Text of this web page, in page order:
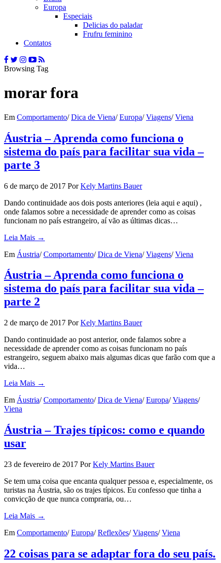
Europa
Especiais
Delicias do paladar
Frufru feminino
Contatos
Browsing Tag
morar fora
Em Comportamento/ Dica de Viena/ Europa/ Viagens/ Viena
Áustria – Aprenda como funciona o
sistema do país para facilitar sua vida –
parte 3
6 de março de 2017 Por Kely Martins Bauer
Dando continuidade aos dois posts anteriores (leia aqui e aqui) ,
onde falamos sobre a necessidade de aprender como as coisas
funcionam no país estrangeiro, aí vão as últimas dicas…
Leia Mais →
Em Áustria/ Comportamento/ Dica de Viena/ Viagens/ Viena
Áustria – Aprenda como funciona o
sistema do país para facilitar sua vida –
parte 2
2 de março de 2017 Por Kely Martins Bauer
Dando continuidade ao post anterior, onde falamos sobre a
necessidade de aprender como as coisas funcionam no país
estrangeiro, seguem abaixo mais algumas dicas que farão com que a
vida…
Leia Mais →
Em Áustria/ Comportamento/ Dica de Viena/ Europa/ Viagens/
Viena
Áustria – Trajes típicos: como e quando
usar
23 de fevereiro de 2017 Por Kely Martins Bauer
Se tem uma coisa que encanta qualquer pessoa e, especialmente, os
turistas na Áustria, são os trajes típicos. Eu confesso que tinha a
convicção de que nunca compraria, ou…
Leia Mais →
Em Comportamento/ Europa/ Reflexões/ Viagens/ Viena
22 coisas para se adaptar fora do seu país.